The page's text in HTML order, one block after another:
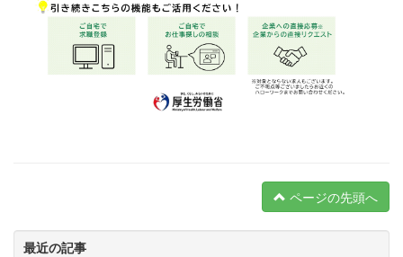
ページの先頭へ
最近の記事